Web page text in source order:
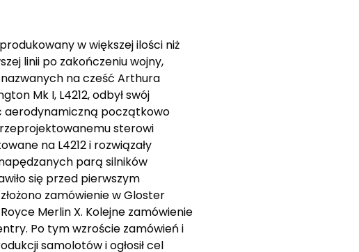
w większej ilości niż
linii po zakończeniu wojny,
na cześć Arthura
Mk I, L4212, odbył swój
aerodynamiczną początkowo
sterowi
na L4212 i rozwiązały
parą silników
się przed pierwszym
zamówienie w Gloster
Merlin X. Kolejne zamówienie
Po tym wzroście zamówień i
samolotów i ogłosił cel